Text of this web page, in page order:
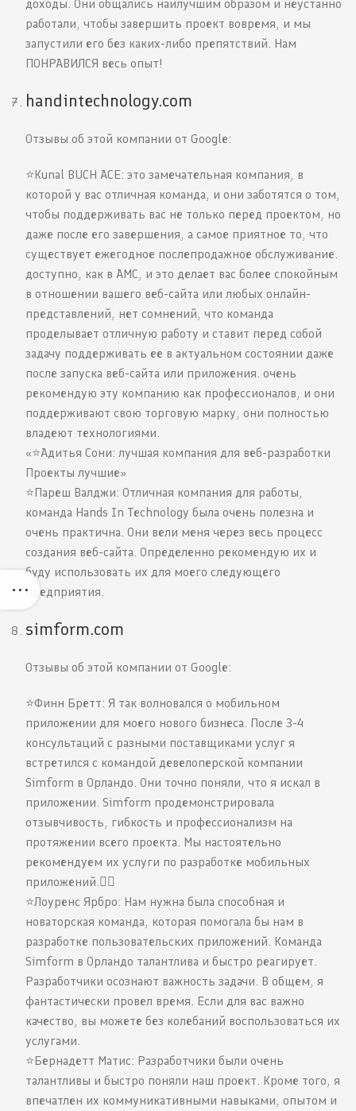
доходы. Они общались наилучшим образом и неустанно
работали, чтобы завершить проект вовремя, и мы
запустили его без каких-либо препятствий. Нам
ПОНРАВИЛСЯ весь опыт!
handintechnology.com
Отзывы об этой компании от Google:
⭐️Kunal BUCH ACE: это замечательная компания, в
которой у вас отличная команда, и они заботятся о том,
чтобы поддерживать вас не только перед проектом, но
даже после его завершения, а самое приятное то, что
существует ежегодное послепродажное обслуживание.
доступно, как в AMC, и это делает вас более спокойным
в отношении вашего веб-сайта или любых онлайн-
представлений, нет сомнений, что команда
проделывает отличную работу и ставит перед собой
задачу поддерживать ее в актуальном состоянии даже
после запуска веб-сайта или приложения. очень
рекомендую эту компанию как профессионалов, и они
поддерживают свою торговую марку, они полностью
владеют технологиями.
«⭐️Адитья Сони: лучшая компания для веб-разработки
Проекты лучшие»
⭐️Пареш Валджи: Отличная компания для работы,
команда Hands In Technology была очень полезна и
очень практична. Они вели меня через весь процесс
создания веб-сайта. Определенно рекомендую их и
буду использовать их для моего следующего
предприятия.
simform.com
Отзывы об этой компании от Google:
⭐️Финн Бретт: Я так волновался о мобильном
приложении для моего нового бизнеса. После 3-4
консультаций с разными поставщиками услуг я
встретился с командой девелоперской компании
Simform в Орландо. Они точно поняли, что я искал в
приложении. Simform продемонстрировала
отзывчивость, гибкость и профессионализм на
протяжении всего проекта. Мы настоятельно
рекомендуем их услуги по разработке мобильных
приложений.
⭐️Лоуренс Ярбро: Нам нужна была способная и
новаторская команда, которая помогала бы нам в
разработке пользовательских приложений. Команда
Simform в Орландо талантлива и быстро реагирует.
Разработчики осознают важность задачи. В общем, я
фантастически провел время. Если для вас важно
качество, вы можете без колебаний воспользоваться их
услугами.
⭐️Бернадетт Матис: Разработчики были очень
талантливы и быстро поняли наш проект. Кроме того, я
впечатлен их коммуникативными навыками, опытом и